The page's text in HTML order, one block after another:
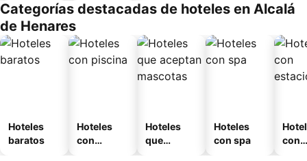
Categorías destacadas de hoteles en Alcalá
de Henares
Hoteles
baratos
Hoteles
con
Hoteles
que
Hoteles
con spa
con